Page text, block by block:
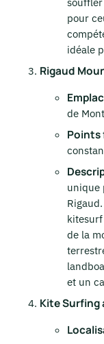
pour
idéale
Rigaud
de
unique
de la
et un
Kite Surfing